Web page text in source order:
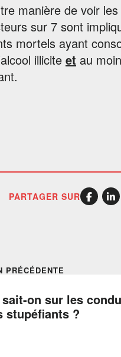
manière de voir
sur 7 sont
mortels ayant
illicite et au
PARTAGER SUR
PRÉCÉDENTE
sait-on sur les
stupéfiants ?